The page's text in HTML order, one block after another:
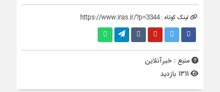
لینک کوتاه :https://www.iras.ir/?p=3344
منبع : خبرآنلاین